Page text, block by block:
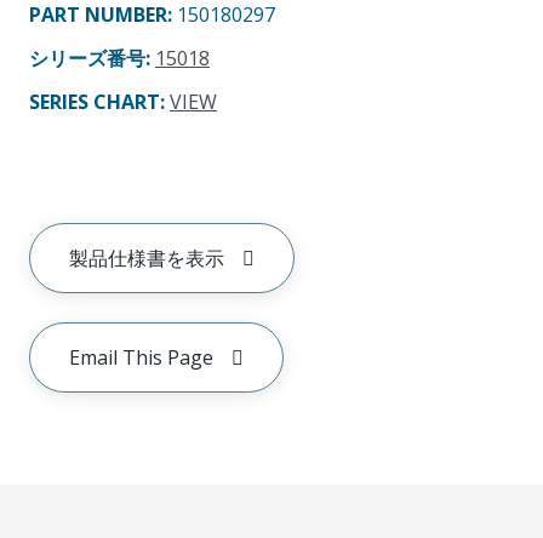
PART NUMBER: 150180297
シリーズ番号: 15018
SERIES CHART:VIEW
製品仕様書を表示
Email This Page